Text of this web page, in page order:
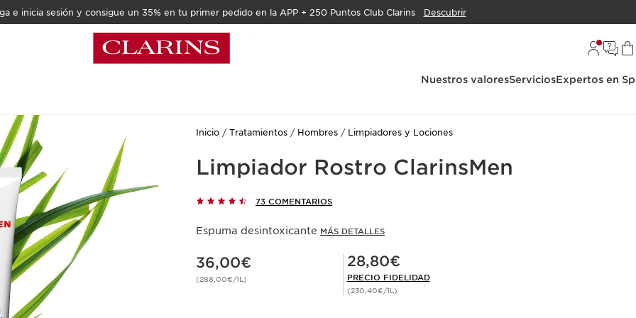
e inicia sesión y consigue un 35% en tu primer pedido en la APP + 250 Puntos Club Clarins Descubrir
Nuestros valoresServiciosExpertos en
Inicio Tratamientos Hombres Limpiadores y Lociones
Limpiador Rostro ClarinsMen
73 COMENTARIOS
Espuma desintoxicante MÁS DETALLES
Precio actual 36,00€
36,00€
(288,00€/1L)
Precio Fidelidad 28,80€
28,80€
PRECIO FIDELIDAD
(230,40€/1L)